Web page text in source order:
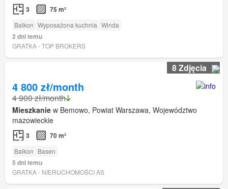
3 75 m²
Balkon Wyposażona kuchnia Winda
2 dni temu
GRATKA - TOP BROKERS
8 Zdjęcia
4 800 zł/month
4 900 zł/month
Mieszkanie w Bemowo, Powiat Warszawa, Województwo
mazowieckie
3 70 m²
Balkon Basen
5 dni temu
GRATKA - NIERUCHOMOŚCI AS